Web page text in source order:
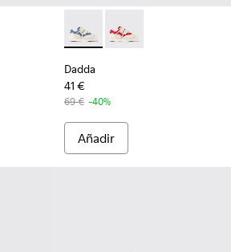
- Sneakers de tejido y piel multicolor
002 - Sneakers de piel y tejido
Dadda - K800630-002 -
Dadda - K800630-
Dadda
41 €
69 € -40%
Añadir